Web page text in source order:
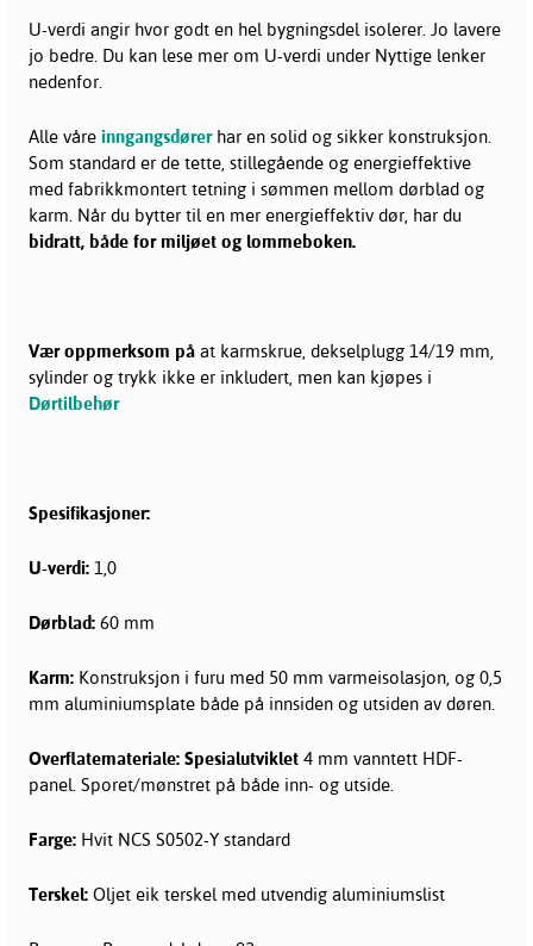
U-verdi angir hvor godt en hel bygningsdel isolerer. Jo lavere
jo bedre. Du kan lese mer om U-verdi under Nyttige lenker
nedenfor.
Alle våre inngangsdørerhar en solid og sikker konstruksjon.
Som standard er de tette, stillegående og energieffektive
med fabrikkmontert tetning i sømmen mellom dørblad og
karm. Når du bytter til en mer energieffektiv dør, har du
bidratt, både for miljøet og lommeboken.
Vær oppmerksom på at karmskrue, dekselplugg 14/19 mm,
sylinder og trykk ikke er inkludert, men kan kjøpes i
Dørtilbehør
Spesifikasjoner:
U-verdi: 1,0
Dørblad: 60 mm
Karm: Konstruksjon i furu med 50 mm varmeisolasjon, og 0,5
mm aluminiumsplate både på innsiden og utsiden av døren.
Overflatemateriale: Spesialutviklet 4 mm vanntett HDF-
panel. Sporet/mønstret på både inn- og utside.
Farge: Hvit NCS S0502-Y standard
Terskel: Oljet eik terskel med utvendig aluminiumslist